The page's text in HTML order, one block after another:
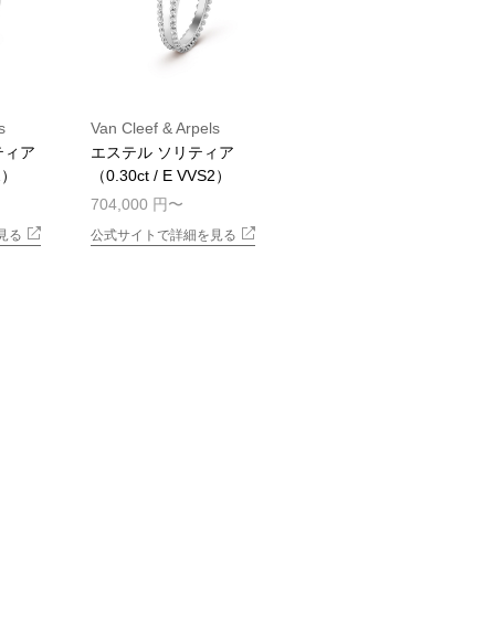
ィア
る
Van Cleef & Arpels
エステル ソリティア
（0.30ct / E VVS2）
704,000 円
公式サイトで詳細を見る